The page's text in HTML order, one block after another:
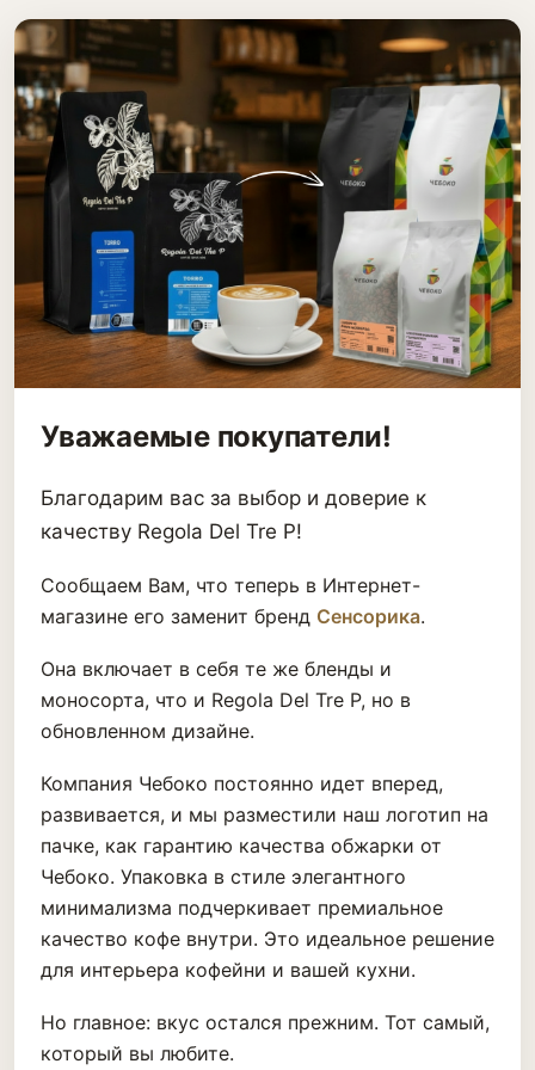
Уважаемые покупатели!
Благодарим вас за выбор и доверие к
качеству Regola Del Tre P!
Сообщаем Вам, что теперь в Интернет-
магазине его заменит бренд Сенсорика.
Она включает в себя те же бленды и
моносорта, что и Regola Del Tre P, но в
обновленном дизайне.
Компания Чебоко постоянно идет вперед,
развивается, и мы разместили наш логотип на
пачке, как гарантию качества обжарки от
Чебоко. Упаковка в стиле элегантного
минимализма подчеркивает премиальное
качество кофе внутри. Это идеальное решение
для интерьера кофейни и вашей кухни.
Но главное: вкус остался прежним. Тот самый,
который вы любите.